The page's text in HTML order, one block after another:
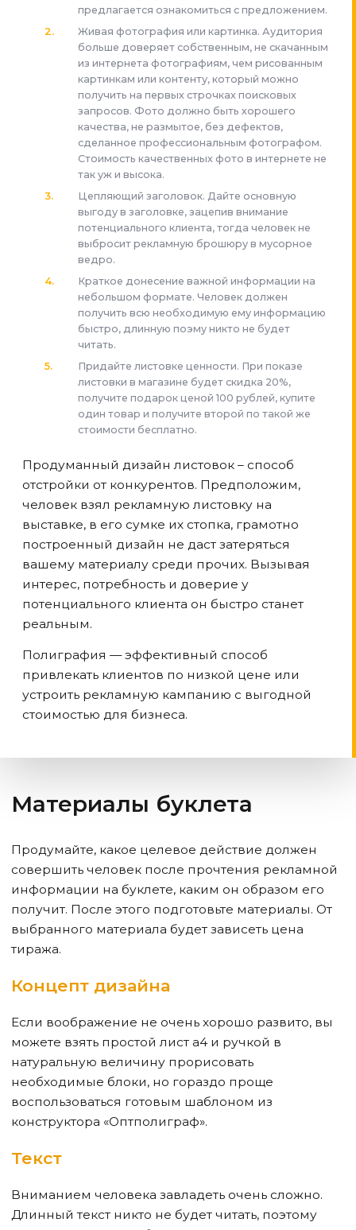
предлагается ознакомиться с предложением.
Живая фотография или картинка. Аудитория
больше доверяет собственным, не скачанным
из интернета фотографиям, чем рисованным
картинкам или контенту, который можно
получить на первых строчках поисковых
запросов. Фото должно быть хорошего
качества, не размытое, без дефектов,
сделанное профессиональным фотографом.
Стоимость качественных фото в интернете не
так уж и высока.
Цепляющий заголовок. Дайте основную
выгоду в заголовке, зацепив внимание
потенциального клиента, тогда человек не
выбросит рекламную брошюру в мусорное
ведро.
Краткое донесение важной информации на
небольшом формате. Человек должен
получить всю необходимую ему информацию
быстро, длинную поэму никто не будет
читать.
Придайте листовке ценности. При показе
листовки в магазине будет скидка 20%,
получите подарок ценой 100 рублей, купите
один товар и получите второй по такой же
стоимости бесплатно.
Продуманный дизайн листовок – способ
отстройки от конкурентов. Предположим,
человек взял рекламную листовку на
выставке, в его сумке их стопка, грамотно
построенный дизайн не даст затеряться
вашему материалу среди прочих. Вызывая
интерес, потребность и доверие у
потенциального клиента он быстро станет
реальным.
Полиграфия — эффективный способ
привлекать клиентов по низкой цене или
устроить рекламную кампанию с выгодной
стоимостью для бизнеса.
Материалы буклета
Продумайте, какое целевое действие должен
совершить человек после прочтения рекламной
информации на буклете, каким он образом его
получит. После этого подготовьте материалы. От
выбранного материала будет зависеть цена
тиража.
Концепт дизайна
Если воображение не очень хорошо развито, вы
можете взять простой лист а4 и ручкой в
натуральную величину прорисовать
необходимые блоки, но гораздо проще
воспользоваться готовым шаблоном из
конструктора «Оптполиграф».
Текст
Вниманием человека завладеть очень сложно.
Длинный текст никто не будет читать, поэтому